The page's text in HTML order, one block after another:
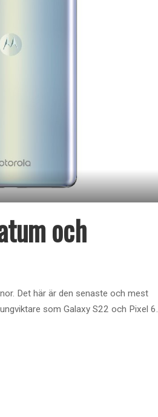
och
Det här är den senaste och mest
som Galaxy S22 och Pixel 6.